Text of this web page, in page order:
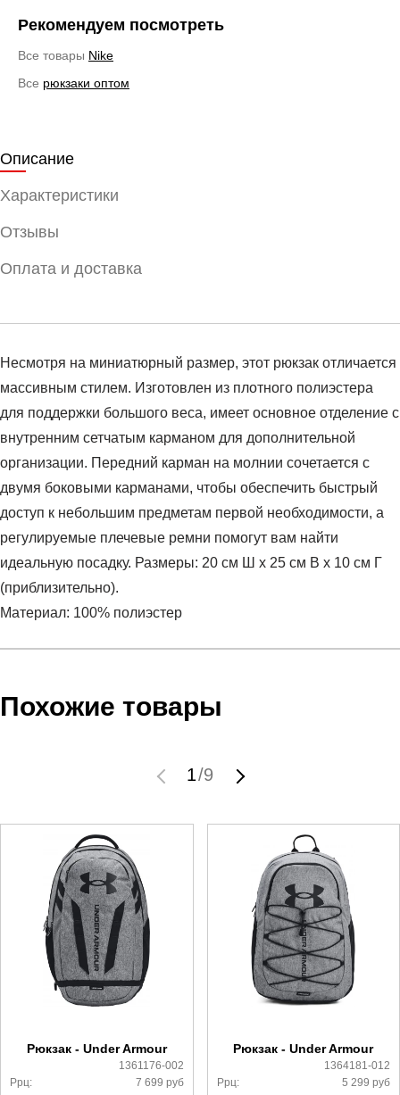
Рекомендуем посмотреть
Все товары Nike
Все рюкзаки оптом
Описание
Характеристики
Отзывы
Оплата и доставка
Несмотря на миниатюрный размер, этот рюкзак отличается
массивным стилем. Изготовлен из плотного полиэстера
для поддержки большого веса, имеет основное отделение с
внутренним сетчатым карманом для дополнительной
организации. Передний карман на молнии сочетается с
двумя боковыми карманами, чтобы обеспечить быстрый
доступ к небольшим предметам первой необходимости, а
регулируемые плечевые ремни помогут вам найти
идеальную посадку. Размеры: 20 см Ш x 25 см В x 10 см Г
(приблизительно).
Материал: 100% полиэстер
Пол:женский
Заказ берется в работу только после оплаты счета.
Счет заранее согласовывается с клиентом.
выставления счета менеджером.
который высылает менеджер.
Доставка
Самовывоз в Москве.
Доставка по России всеми транспортными ТК, а также с
Почтой Росии и СДЭК.
Более детально с условиями доставки и оплаты можно
Похожие товары
1/9
Рюкзак - Under Armour
1361176-002
Ррц:
7 699 руб
Рюкзак - Under Armour
1364181-012
Ррц:
5 299 руб